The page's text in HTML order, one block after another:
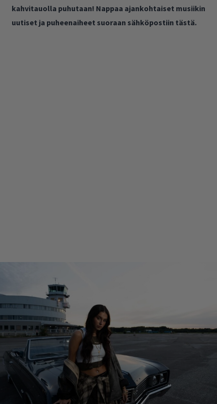
kahvitauolla puhutaan! Nappaa ajankohtaiset musiikin
uutiset ja puheenaiheet suoraan sähköpostiin tästä.